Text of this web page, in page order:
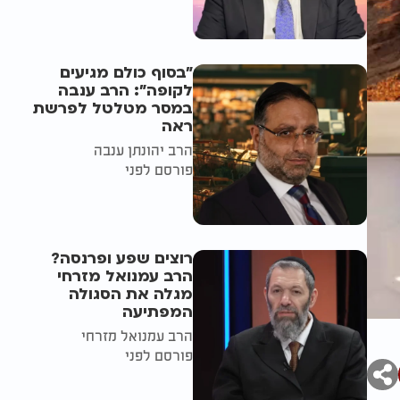
"בסוף כולם מגיעים
לקופה": הרב ענבה
במסר מטלטל לפרשת
ראה
הרב יהונתן ענבה
פורסם לפני
רוצים שפע ופרנסה?
הרב עמנואל מזרחי
מגלה את הסגולה
המפתיעה
הרב עמנואל מזרחי
פורסם לפני